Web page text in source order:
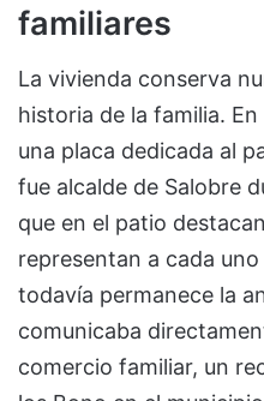
familiares
La vivienda conserva
historia de la familia.
una placa dedicada al
fue alcalde de Salobre
que en el patio
representan a cada
todavía permanece la
comunicaba
comercio familiar, un